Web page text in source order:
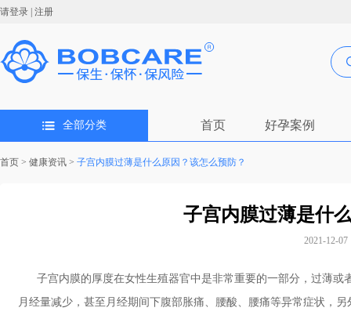
请登录 | 注册
全部分类 首页 好孕案例
首页 > 健康资讯 > 子宫内膜过薄是什么原因？该怎么预防？
子宫内膜过薄是什
2021-12-07
子宫内膜的厚度在女性生殖器官中是非常重要的一部分，过薄或
月经量减少，甚至月经期间下腹部胀痛、腰酸、腰痛等异常症状，